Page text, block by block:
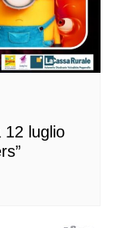
12 luglio